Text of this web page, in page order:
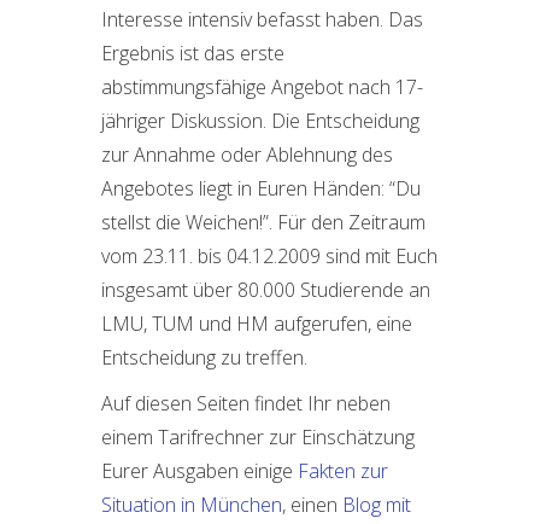
Interesse intensiv befasst haben. Das
Ergebnis ist das erste
abstimmungsfähige Angebot nach 17-
jähriger Diskussion. Die Entscheidung
zur Annahme oder Ablehnung des
Angebotes liegt in Euren Händen: “Du
stellst die Weichen!”. Für den Zeitraum
vom 23.11. bis 04.12.2009 sind mit Euch
insgesamt über 80.000 Studierende an
LMU, TUM und HM aufgerufen, eine
Entscheidung zu treffen.
Auf diesen Seiten findet Ihr neben
einem Tarifrechner zur Einschätzung
Eurer Ausgaben einige Fakten zur
Situation in München, einen Blog mit